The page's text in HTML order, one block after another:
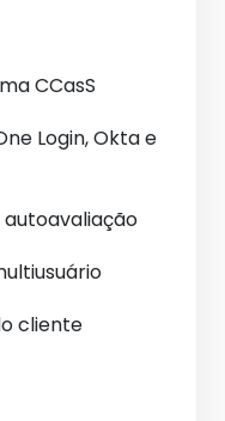
CCasS
Login, Okta e
cliente